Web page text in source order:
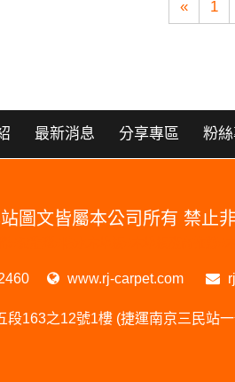
« 1
最新消息 分享專區 粉
圖文皆屬本公司所有 禁止
www.rj-carpet.com
段163之12號1樓 (捷運南京三民站